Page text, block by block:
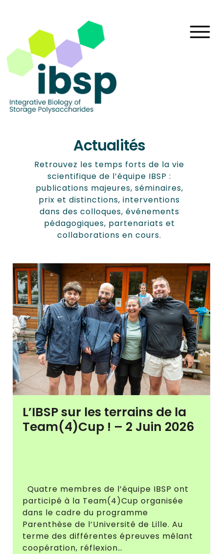
Actualités
Retrouvez les temps forts de la vie
scientifique de l’équipe IBSP :
publications majeures, séminaires,
prix et distinctions, interventions
dans des colloques, événements
pédagogiques, partenariats et
collaborations en cours.
L’IBSP sur les terrains de la
Team(4)Cup ! – 2 Juin 2026
Quatre membres de l’équipe IBSP ont
participé à la Team(4)Cup organisée
dans le cadre du programme
Parenthèse de l’Université de Lille. Au
terme des différentes épreuves mêlant
coopération, réflexion…